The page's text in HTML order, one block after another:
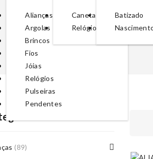
Alianças
Argolas
Brincos
Fios
Jóias
Relógios
Pulseiras
Pendentes
Canetas
Relógios
Batizado
De Produto
(89)